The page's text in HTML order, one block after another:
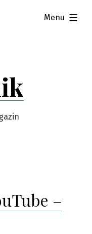
Menu
expanded
–